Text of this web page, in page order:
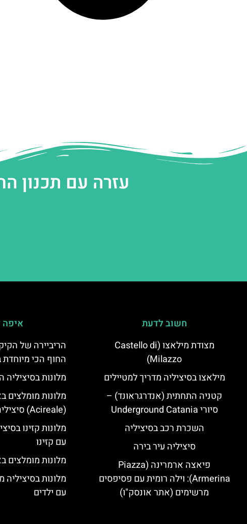
עזרה עם תכנון
חשוב לדעת
מצודת מילאצו (Castello di
Milazzo)
מילאצו בסיציליה מדריך למטיילים
קטניה התחתית (אנדרגראונד) –
סיורי Underground Catania
השכרת רכב בסיציליה
סיציליה עיר בירה
פיאצה ארמרינה (Piazza
Armerina): וילה רומית עם פסיפסים
מרשימים (אתר אונסק"ו)
איפה
הריביירה של
החוף הכי מיוחדת
מלונות בסיציליה
מלונות מומלצים
(Acireale) סיציליה
מלונות קזינו
עם קזינו
מלונות מומלצים
מלונות
עם ילדים